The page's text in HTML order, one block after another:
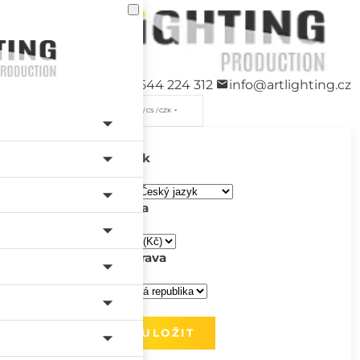
+420 544 224 312 info@artlighting.cz
/ CS / CZK
Jazyk
Měna
Doprava